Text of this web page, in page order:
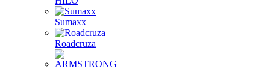
Sumaxx
Roadcruza